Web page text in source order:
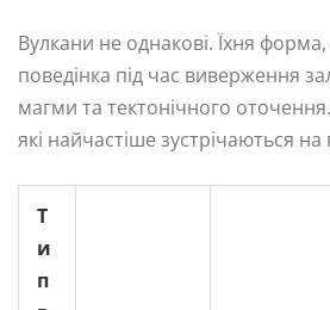
Вулкани не однакові. Їхня форма,
поведінка під час виверження
магми та тектонічного
які найчастіше зустрічаються на
Т
и
п